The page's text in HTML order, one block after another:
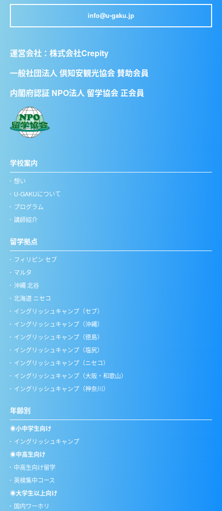
info@u-gaku.jp
運営会社： 株式会社Crepity
一般社団法人 倶知安観光協会 賛助会員
内閣府認証 NPO法人 留学協会 正会員
学校案内
想い
U-GAKUについて
プログラム
講師紹介
留学拠点
フィリピン セブ
マルタ
沖縄 北谷
北海道 ニセコ
イングリッシュキャンプ（セブ）
イングリッシュキャンプ（沖縄）
イングリッシュキャンプ（徳島）
イングリッシュキャンプ（塩尻）
イングリッシュキャンプ（ニセコ）
イングリッシュキャンプ（大阪・和歌山）
イングリッシュキャンプ（神奈川）
年齢別
◉小中学生向け
イングリッシュキャンプ
◉中高生向け
中高生向け留学
英検集中コース
◉大学生以上向け
国内ワーホリ